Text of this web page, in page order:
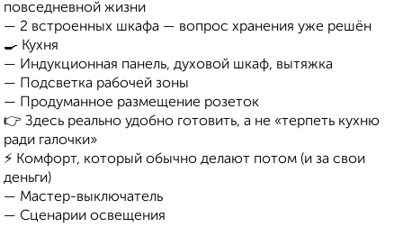
повседневной жизни
— 2 встроенных шкафа — вопрос хранения уже решён
🍳 Кухня
— Индукционная панель, духовой шкаф, вытяжка
— Подсветка рабочей зоны
— Продуманное размещение розеток
👉 Здесь реально удобно готовить, а не «терпеть кухню
ради галочки»
⚡ Комфорт, который обычно делают потом (и за свои
деньги)
— Мастер-выключатель
— Сценарии освещения